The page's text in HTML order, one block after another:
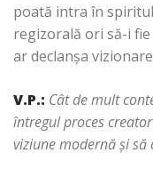
poată intra în
regizorală ori să-i
ar declanşa
V.P.: Cât de mult
întregul proces
viziune modernă şi să